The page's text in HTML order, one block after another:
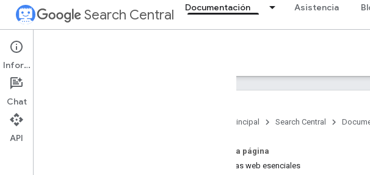
Search Central Documentación Asistencia
Documentation
Conceptos básicos de SEO
Página principal Search Central
En esta página
Métricas web esenciales
Información
Chat
API